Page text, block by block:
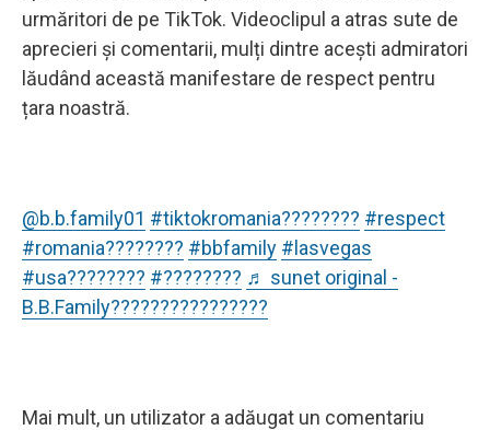
urmăritori de pe TikTok. Videoclipul a atras sute de
aprecieri și comentarii, mulți dintre acești admiratori
lăudând această manifestare de respect pentru
țara noastră.
@b.b.family01 #tiktokromania???????? #respect
#romania???????? #bbfamily #lasvegas
#usa???????? #???????? ♬ sunet original -
B.B.Family????????????????
Mai mult, un utilizator a adăugat un comentariu